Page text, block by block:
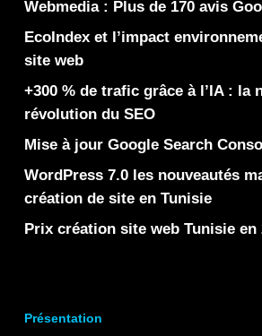
Webmedia : Plus de 170 avis
EcoIndex et l’impact
site web
+300 % de trafic grâce à l’IA : la
révolution du SEO
Mise à jour Google Search
WordPress 7.0 les nouveautés
création de site en Tunisie
Prix création site web Tunisie en
Présentation